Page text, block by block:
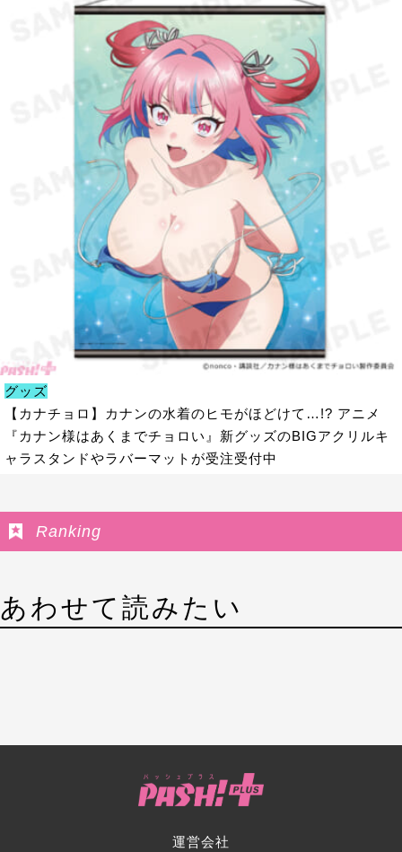
グッズ
【カナチョロ】カナンの水着のヒモがほどけて…!? アニメ
『カナン様はあくまでチョロい』新グッズのBIGアクリルキ
ャラスタンドやラバーマットが受注受付中
Ranking
あわせて読みたい
運営会社